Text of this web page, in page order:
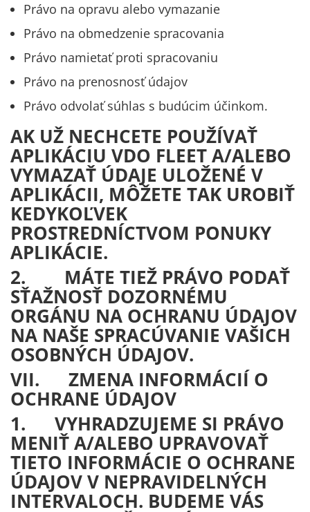
Právo na opravu alebo vymazanie
Právo na obmedzenie spracovania
Právo namietať proti spracovaniu
Právo na prenosnosť údajov
Právo odvolať súhlas s budúcim účinkom.
AK UŽ NECHCETE POUŽÍVAŤ
APLIKÁCIU VDO FLEET A/ALEBO
VYMAZAŤ ÚDAJE ULOŽENÉ V
APLIKÁCII, MÔŽETE TAK UROBIŤ
KEDYKOĽVEK
PROSTREDNÍCTVOM PONUKY
APLIKÁCIE.
2. MÁTE TIEŽ PRÁVO PODAŤ
SŤAŽNOSŤ DOZORNÉMU
ORGÁNU NA OCHRANU ÚDAJOV
NA NAŠE SPRACÚVANIE VAŠICH
OSOBNÝCH ÚDAJOV.
VII. ZMENA INFORMÁCIÍ O
OCHRANE ÚDAJOV
1. VYHRADZUJEME SI PRÁVO
MENIŤ A/ALEBO UPRAVOVAŤ
TIETO INFORMÁCIE O OCHRANE
ÚDAJOV V NEPRAVIDELNÝCH
INTERVALOCH. BUDEME VÁS